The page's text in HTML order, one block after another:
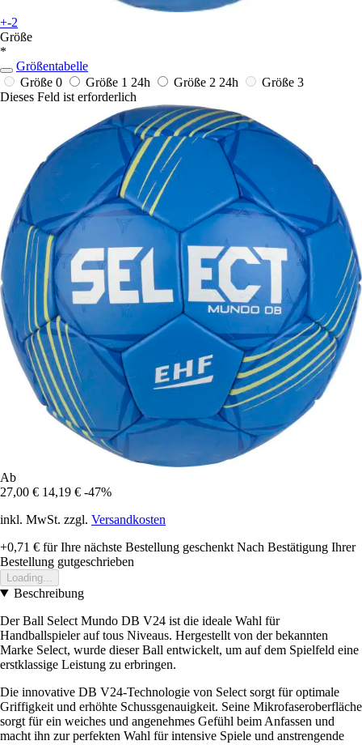
+-2
Größe
*
Größentabelle
Größe 0
Größe 1 24h Größe 2 24h
Größe 3
Dieses Feld ist erforderlich
Ab
27,00 € 14,19 € -47%
inkl. MwSt. zzgl. Versandkosten
+0,71 € für Ihre nächste Bestellung geschenkt Nach Bestätigung Ihrer
Bestellung gutgeschrieben
Loading...
Beschreibung
Der Ball Select Mundo DB V24 ist die ideale Wahl für
Handballspieler auf tous Niveaus. Hergestellt von der bekannten
Marke Select, wurde dieser Ball entwickelt, um auf dem Spielfeld eine
erstklassige Leistung zu erbringen.
Die innovative DB V24-Technologie von Select sorgt für optimale
Griffigkeit und erhöhte Schussgenauigkeit. Seine Mikrofaseroberfläche
sorgt für ein weiches und angenehmes Gefühl beim Anfassen und
macht ihn zur perfekten Wahl für intensive Spiele und anstrengende